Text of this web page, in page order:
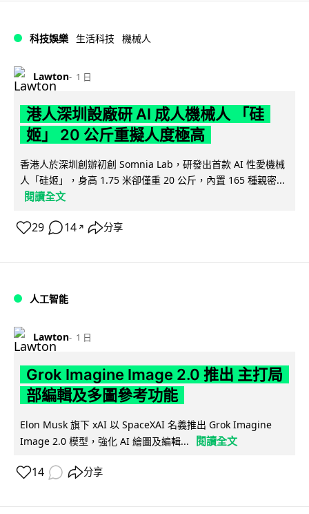
科技娛樂 生活科技 機械人
Lawton 1 日
港人深圳設廠研 AI 成人機械人 「硅
姬」 20 公斤重擬人度極高
香港人於深圳創辦初創 Somnia Lab，研發出首款 AI 性愛機械
人「硅姬」，身高 1.75 米卻僅重 20 公斤，內置 165 種親密...
閱讀全文
29 14 ↗ 分享
人工智能
Lawton 1 日
Grok Imagine Image 2.0 推出 主打局
部編輯及多圖參考功能
Elon Musk 旗下 xAI 以 SpaceXAI 名義推出 Grok Imagine
Image 2.0 模型，強化 AI 繪圖及編輯...
閱讀全文
14 分享